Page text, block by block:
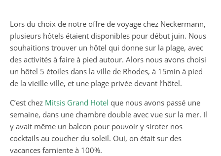
Lors du choix de notre offre de voyage chez Neckermann,
plusieurs hôtels étaient disponibles pour début juin. Nous
souhaitions trouver un hôtel qui donne sur la plage, avec
des activités à faire à pied autour. Alors nous avons choisi
un hôtel 5 étoiles dans la ville de Rhodes, à 15min à pied
de la vieille ville, et une plage privée devant l’hôtel.
C’est chez Mitsis Grand Hotel que nous avons passé une
semaine, dans une chambre double avec vue sur la mer. Il
y avait même un balcon pour pouvoir y siroter nos
cocktails au coucher du soleil. Oui, on était sur des
vacances farniente à 100%.